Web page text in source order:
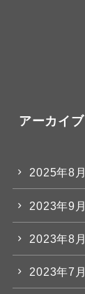
アーカイブ
2025年8月
2023年9月
2023年8月
2023年7月